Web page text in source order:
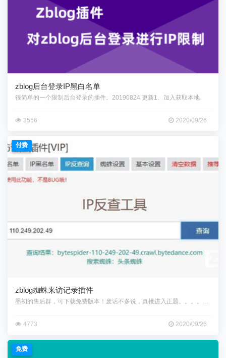
zblog后台登录IP黑白名单
很简单的一个限制后台登录的插件。20190824 更新1、加入获取本地
3556 2020/09/26
付费
zblog蜘蛛来访记录插件
墨初的售后群，可下载免费版本！废话不多说，真接进入正题。。。。插件主要
4773 2020/09/26
免费